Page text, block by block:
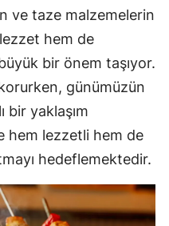
ve taze malzemelerin
hem de
bir önem taşıyor.
günümüzün
bir yaklaşım
hem lezzetli hem de
hedeflemektedir.